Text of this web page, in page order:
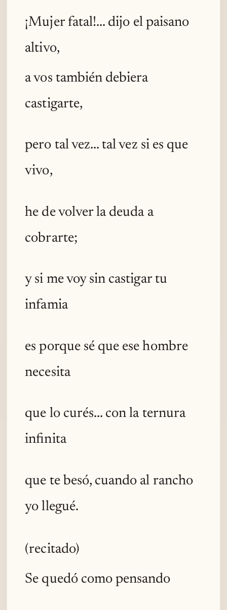
¡Mujer fatal!... dijo el paisano
altivo,
a vos también debiera
castigarte,
pero tal vez... tal vez si es que
vivo,
he de volver la deuda a
cobrarte;
y si me voy sin castigar tu
infamia
es porque sé que ese hombre
necesita
que lo curés... con la ternura
infinita
que te besó, cuando al rancho
yo llegué.
(recitado)
Se quedó como pensando